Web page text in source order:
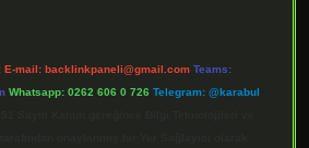
E-mail: backlinkpaneli@gmail.com Teams:
Whatsapp: 0262 606 0 726 Telegram: @karabul